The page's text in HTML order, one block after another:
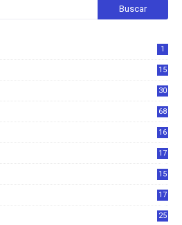
1
15
30
68
16
17
15
17
25